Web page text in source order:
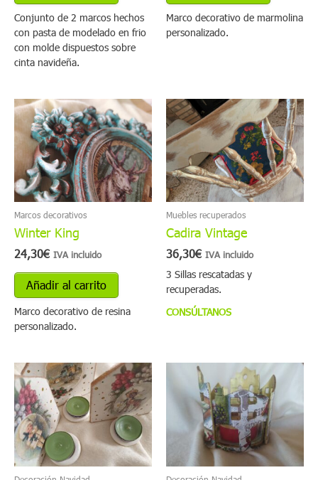
Conjunto de 2 marcos hechos
con pasta de modelado en frio
con molde dispuestos sobre
cinta navideña.
Marco decorativo de marmolina
personalizado.
Marcos decorativos
Winter King
24,30€ IVA incluido
Añadir al carrito
Marco decorativo de resina
personalizado.
Muebles recuperados
Cadira Vintage
36,30€ IVA incluido
Este
producto
tiene
múltiples
variantes.
Las
opciones
se
pueden
elegir
en
la
página
producto
3 Sillas rescatadas y
recuperadas.
CONSÚLTANOS